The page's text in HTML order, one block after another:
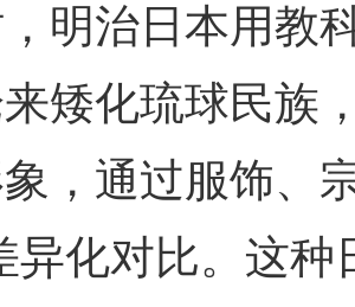
明治日本用教
矮化琉球民族
，通过服饰、
异化对比。这